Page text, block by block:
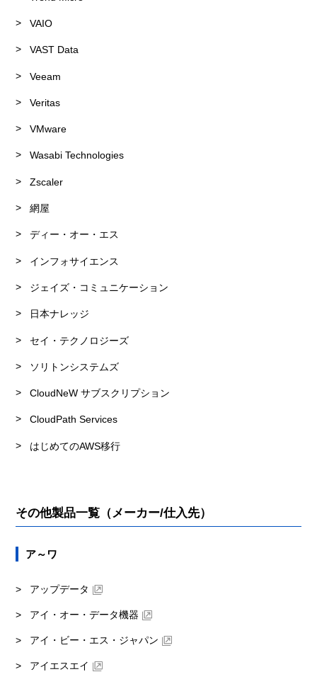
VAIO
VAST Data
Veeam
Veritas
VMware
Wasabi Technologies
Zscaler
網屋
ディー・オー・エス
インフォサイエンス
ジェイズ・コミュニケーション
日本ナレッジ
セイ・テクノロジーズ
ソリトンシステムズ
CloudNeW サブスクリプション
CloudPath Services
はじめてのAWS移行
その他製品一覧（メーカー/仕入先）
ア～ワ
アップデータ
アイ・オー・データ機器
アイ・ビー・エス・ジャパン
アイエスエイ